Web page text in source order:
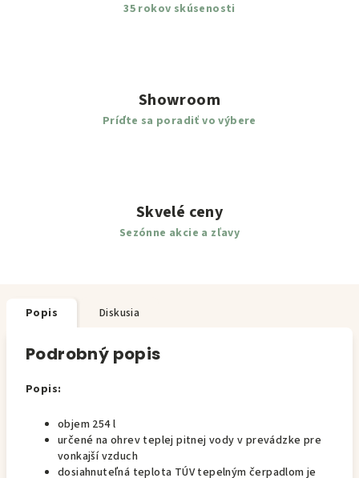
35 rokov skúsenosti
Showroom
Príďte sa poradiť vo výbere
Skvelé ceny
Sezónne akcie a zľavy
Popis Diskusia
Podrobný popis
Popis:
objem 254 l
určené na ohrev teplej pitnej vody v prevádzke pre
vonkajší vzduch
dosiahnuteľná teplota TÚV tepelným čerpadlom je